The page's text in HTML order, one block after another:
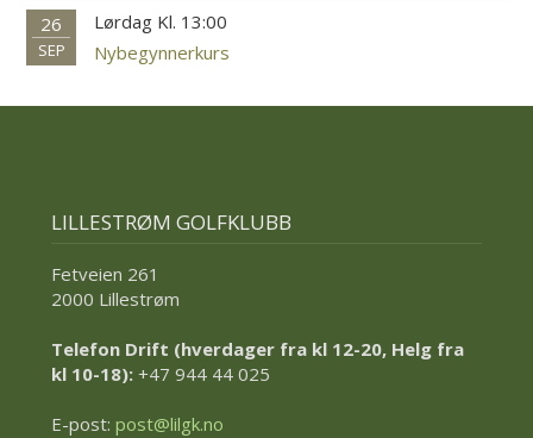
26
SEP
Lørdag Kl. 13:00
Nybegynnerkurs
LILLESTRØM GOLFKLUBB
Fetveien 261
2000 Lillestrøm
Telefon Drift (hverdager fra kl 12-20, Helg fra
kl 10-18): +47 944 44 025
E-post: post@lilgk.no